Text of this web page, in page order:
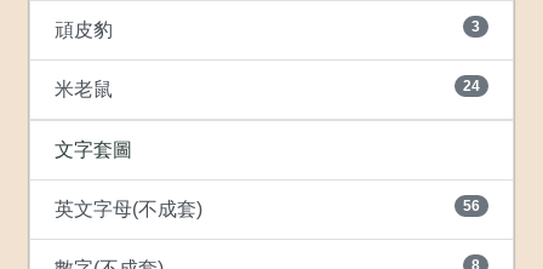
頑皮豹 3
米老鼠 24
文字套圖
英文字母(不成套) 56
8